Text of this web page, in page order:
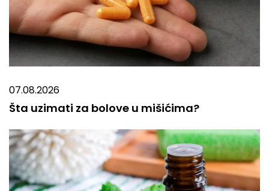
07.08.2026
Šta uzimati za bolove u mišićima?